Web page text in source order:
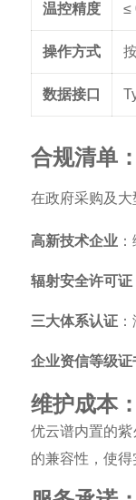
温控精度 ≤
操作方式
数据接口
合规清单
在政府采购及
高新技术企业：
辐射安全许可证
三大体系认证：
企业资信等级证
维护成本
优云谱内置的
的兼容性，使